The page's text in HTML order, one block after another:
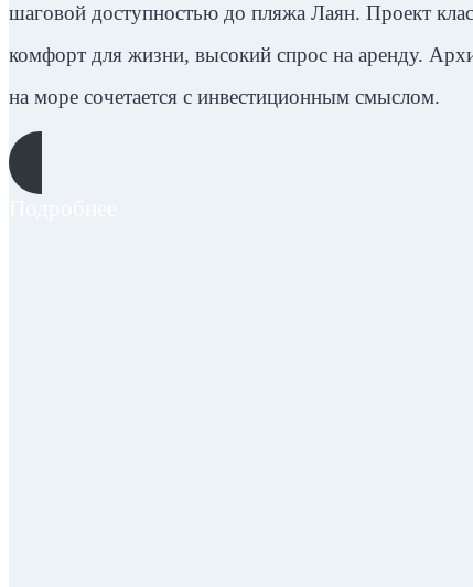
шаговой доступностью до пляжа Лаян. Проект
комфорт для жизни, высокий спрос на аренду.
на море сочетается с инвестиционным смыслом.